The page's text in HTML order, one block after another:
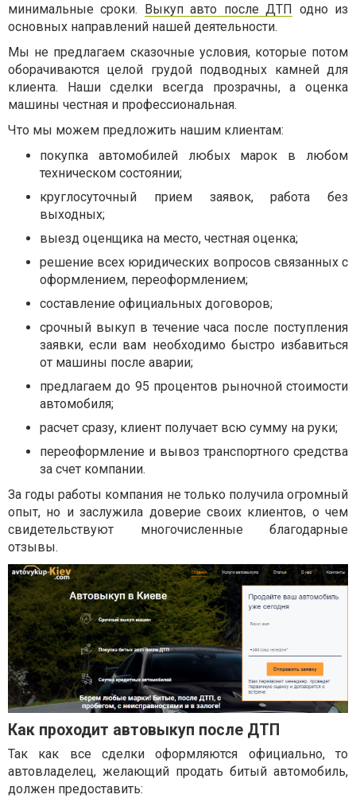
минимальные сроки. Выкуп авто после ДТП одно из
основных направлений нашей деятельности.
Мы не предлагаем сказочные условия, которые потом
оборачиваются целой грудой подводных камней для
клиента. Наши сделки всегда прозрачны, а оценка
машины честная и профессиональная.
Что мы можем предложить нашим клиентам:
покупка автомобилей любых марок в любом
техническом состоянии;
круглосуточный прием заявок, работа без
выходных;
выезд оценщика на место, честная оценка;
решение всех юридических вопросов связанных с
оформлением, переоформлением;
составление официальных договоров;
срочный выкуп в течение часа после поступления
заявки, если вам необходимо быстро избавиться
от машины после аварии;
предлагаем до 95 процентов рыночной стоимости
автомобиля;
расчет сразу, клиент получает всю сумму на руки;
переоформление и вывоз транспортного средства
за счет компании.
За годы работы компания не только получила огромный
опыт, но и заслужила доверие своих клиентов, о чем
свидетельствуют многочисленные благодарные
отзывы.
Как проходит автовыкуп после ДТП
Так как все сделки оформляются официально, то
автовладелец, желающий продать битый автомобиль,
должен предоставить: